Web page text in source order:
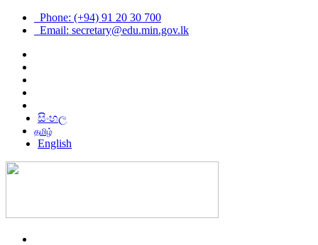
Phone: (+94) 91 20 30 700
Email: secretary@edu.min.gov.lk
සිංහල
தமிழ்
English